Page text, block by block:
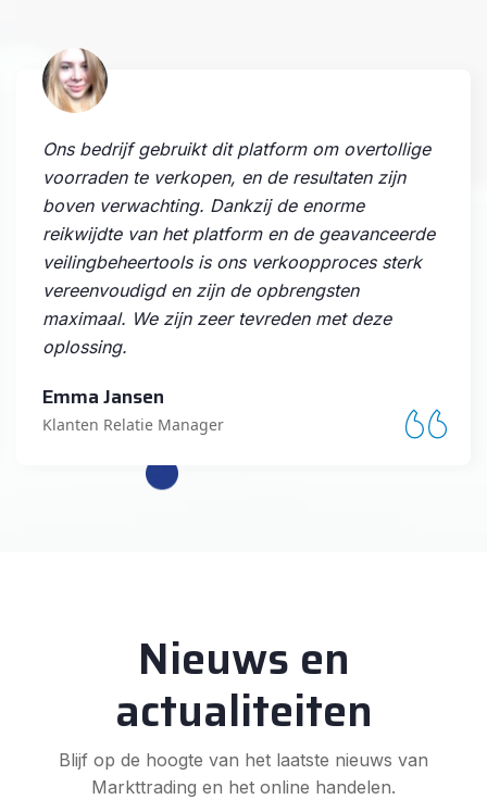
Als verzamelaar is Markttrading mijn favoriete
veilingplatform. De uitgebreide selectie en
betrouwbare verkopers zijn geweldig. Het biedt
een veilige en betrouwbare omgeving voor
zowel kopers als verkopers. Absoluut een
aanrader!
David Vermeulen
Project Manager IT
Nieuws en
actualiteiten
Blijf op de hoogte van het laatste nieuws van
Markttrading en het online handelen.